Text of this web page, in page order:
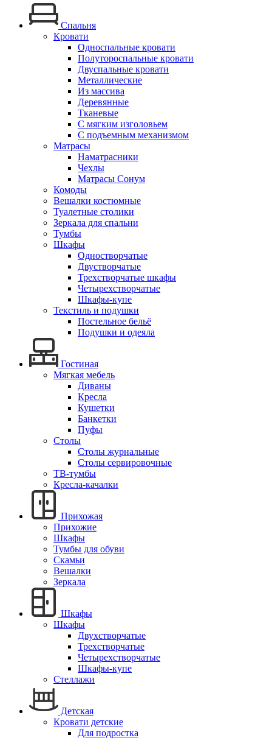
Спальня
Кровати
Односпальные кровати
Полутороспальные кровати
Двуспальные кровати
Металлические
Из массива
Деревянные
Тканевые
С мягким изголовьем
С подъемным механизмом
Матрасы
Наматрасники
Чехлы
Матрасы Сонум
Комоды
Вешалки костюмные
Туалетные столики
Зеркала для спальни
Тумбы
Шкафы
Одностворчатые
Двустворчатые
Трехстворчатые шкафы
Четырехстворчатые
Шкафы-купе
Текстиль и подушки
Постельное бельё
Подушки и одеяла
Гостиная
Мягкая мебель
Диваны
Кресла
Кушетки
Банкетки
Пуфы
Столы
Столы журнальные
Столы сервировочные
ТВ-тумбы
Кресла-качалки
Прихожая
Прихожие
Шкафы
Тумбы для обуви
Скамьи
Вешалки
Зеркала
Шкафы
Шкафы
Двухстворчатые
Трехстворчатые
Четырехстворчатые
Шкафы-купе
Стеллажи
Детская
Кровати детские
Для подростка